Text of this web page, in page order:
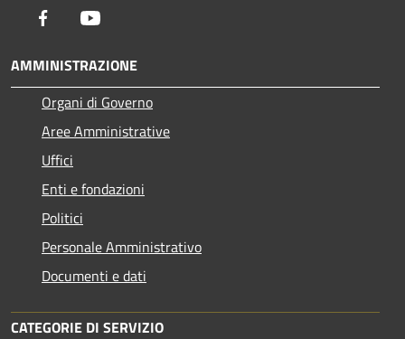
Facebook
AMMINISTRAZIONE
Organi di Governo
Aree Amministrative
Uffici
Enti e fondazioni
Politici
Personale Amministrativo
Documenti e dati
CATEGORIE DI SERVIZIO